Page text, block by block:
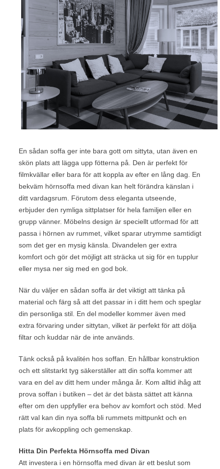
En sådan soffa ger inte bara gott om sittyta, utan även en
skön plats att lägga upp fötterna på. Den är perfekt för
filmkvällar eller bara för att koppla av efter en lång dag. En
bekväm hörnsoffa med divan kan helt förändra känslan i
ditt vardagsrum. Förutom dess eleganta utseende,
erbjuder den rymliga sittplatser för hela familjen eller en
grupp vänner. Möbelns design är speciellt utformad för att
passa i hörnen av rummet, vilket sparar utrymme samtidigt
som det ger en mysig känsla. Divandelen ger extra
komfort och gör det möjligt att sträcka ut sig för en tupplur
eller mysa ner sig med en god bok.
När du väljer en sådan soffa är det viktigt att tänka på
material och färg så att det passar in i ditt hem och speglar
din personliga stil. En del modeller kommer även med
extra förvaring under sittytan, vilket är perfekt för att dölja
filtar och kuddar när de inte används.
Tänk också på kvalitén hos soffan. En hållbar konstruktion
och ett slitstarkt tyg säkerställer att din soffa kommer att
vara en del av ditt hem under många år. Kom alltid ihåg att
prova soffan i butiken – det är det bästa sättet att känna
efter om den uppfyller era behov av komfort och stöd. Med
rätt val kan din nya soffa bli rummets mittpunkt och en
plats för avkoppling och gemenskap.
Hitta Din Perfekta Hörnsoffa med Divan
Att investera i en hörnsoffa med divan är ett beslut som